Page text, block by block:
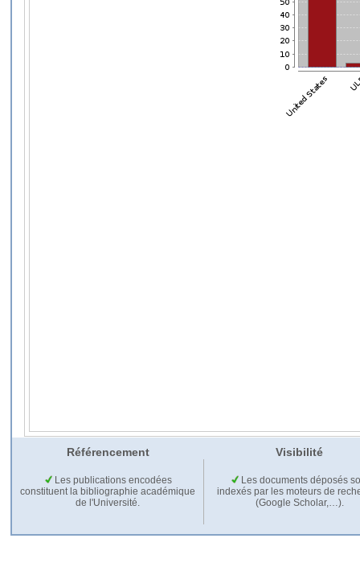
Référencement Visibilité
Les publications encodées
constituent la bibliographie académique
de l'Université.
Les documents déposés
indexés par les moteurs de
(Google Scholar,…).